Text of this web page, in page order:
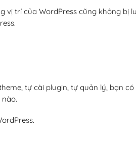
vị trí của WordPress cũng không bị
tự cài plugin, tự quản lý, bạn